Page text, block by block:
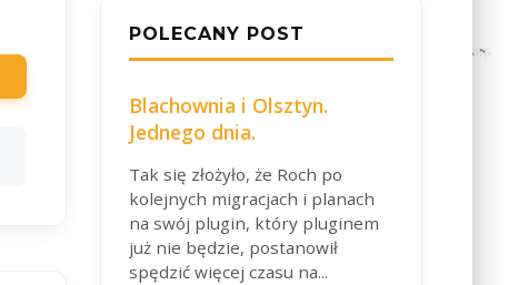
POLECANY POST
Blachownia i Olsztyn.
Jednego dnia.
Tak się złożyło, że Roch po
kolejnych migracjach i planach
na swój plugin, który pluginem
już nie będzie, postanowił
spędzić więcej czasu na...